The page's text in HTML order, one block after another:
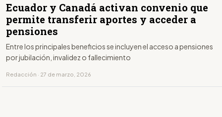
Ecuador y Canadá activan convenio que
permite transferir aportes y acceder a
pensiones
Entre los principales beneficios se incluyen el acceso a pensiones
por jubilación, invalidez o fallecimiento
Redacción · 27 de marzo, 2026